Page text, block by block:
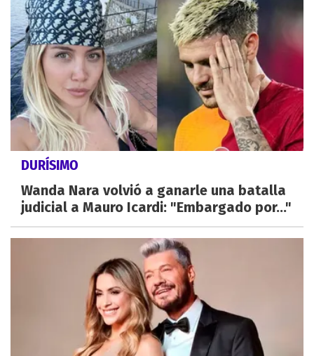
DURÍSIMO
Wanda Nara volvió a ganarle una batalla
judicial a Mauro Icardi: "Embargado por..."